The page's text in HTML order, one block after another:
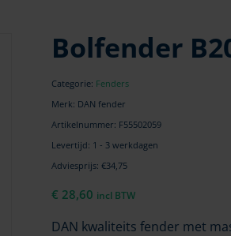
Bolfender
Categorie: Fenders
Merk: DAN fender
Artikelnummer: F55502059
Levertijd: 1 - 3 werkdagen
Adviesprijs: €34,75
€ 28,60 incl BTW
DAN kwaliteits fender met